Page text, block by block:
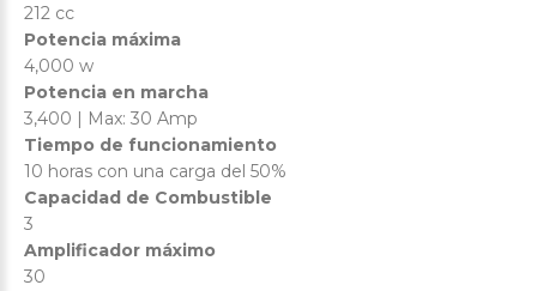
212 cc
Potencia máxima
4,000 w
Potencia en marcha
3,400 | Max: 30 Amp
Tiempo de funcionamiento
10 horas con una carga del 50%
Capacidad de Combustible
3
Amplificador máximo
30